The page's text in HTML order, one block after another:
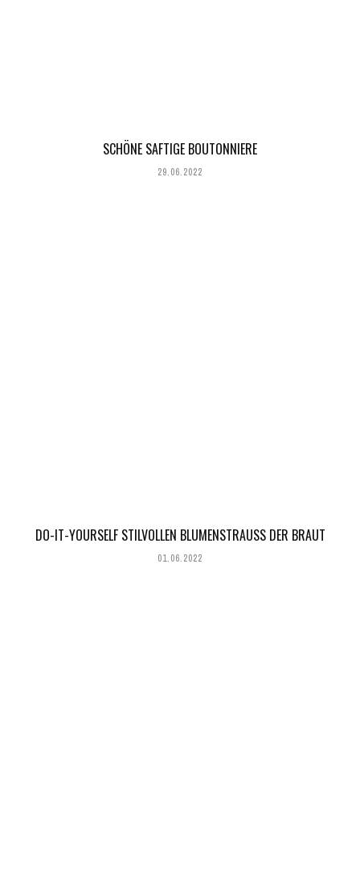
SCHÖNE SAFTIGE BOUTONNIERE
29.06.2022
DO-IT-YOURSELF STILVOLLEN BLUMENSTRAUSS DER BRAUT
01.06.2022